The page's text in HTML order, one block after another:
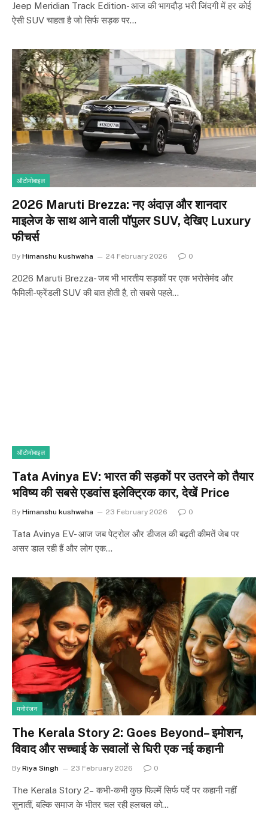
Jeep Meridian Track Edition- आज की भागदौड़ भरी जिंदगी में हर कोई
ऐसी SUV चाहता है जो सिर्फ सड़क पर…
ऑटोमोबाइल
2026 Maruti Brezza: नए अंदाज़ और शानदार
माइलेज के साथ आने वाली पॉपुलर SUV, देखिए Luxury
फीचर्स
By Himanshu kushwaha 24 February 2026 0
2026 Maruti Brezza- जब भी भारतीय सड़कों पर एक भरोसेमंद और
फैमिली-फ्रेंडली SUV की बात होती है, तो सबसे पहले…
ऑटोमोबाइल
Tata Avinya EV: भारत की सड़कों पर उतरने को तैयार
भविष्य की सबसे एडवांस इलेक्ट्रिक कार, देखें Price
By Himanshu kushwaha 23 February 2026 0
Tata Avinya EV- आज जब पेट्रोल और डीजल की बढ़ती कीमतें जेब पर
असर डाल रही हैं और लोग एक…
मनोरंजन
The Kerala Story 2: Goes Beyond– इमोशन,
विवाद और सच्चाई के सवालों से घिरी एक नई कहानी
By Riya Singh 23 February 2026 0
The Kerala Story 2– कभी-कभी कुछ फिल्में सिर्फ पर्दे पर कहानी नहीं
सुनातीं, बल्कि समाज के भीतर चल रही हलचल को…